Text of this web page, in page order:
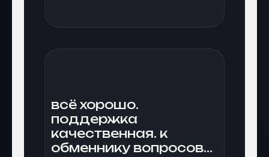
обмеником.
всё хорошо.
поддержка
качественная. к
обменнику вопросов